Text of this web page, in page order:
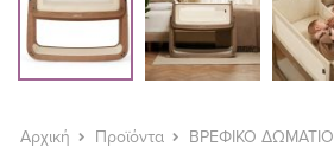
Αρχική Προϊόντα ΒΡΕΦΙΚΟ ΔΩΜΑΤΙΟ